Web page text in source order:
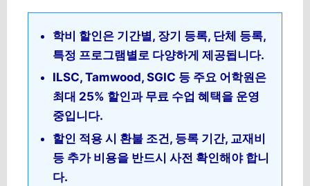
학비 할인은 기간별, 장기 등록, 단체 등록,
특정 프로그램별로 다양하게 제공됩니다.
ILSC, Tamwood, SGIC 등 주요 어학원은
최대 25% 할인과 무료 수업 혜택을 운영
중입니다.
할인 적용 시 환불 조건, 등록 기간, 교재비
등 추가 비용을 반드시 사전 확인해야 합니
다.